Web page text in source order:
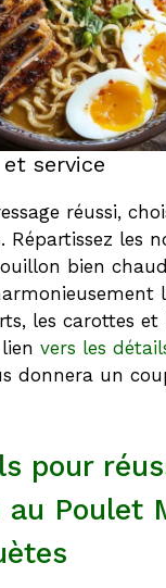
et service
réussi,
Répartissez les
bien
les carottes et
vers les
donnera un
pour
au Poulet